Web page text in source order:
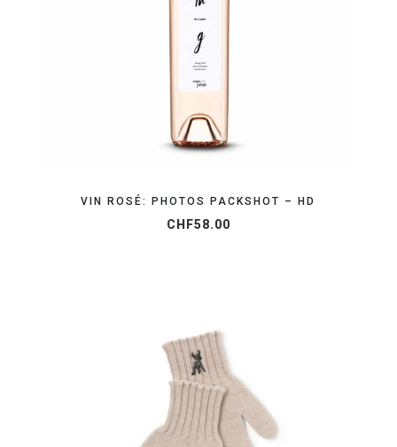
ORGANISEZ VOTRE SHOOTING
VIN ROSÉ: PHOTOS PACKSHOT – HD
CHF58.00
ORGANISEZ VOTRE SHOOTING